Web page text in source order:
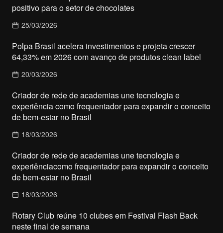
positivo para o setor de chocolates
25/03/2026
Polpa Brasil acelera investimentos e projeta crescer
64,33% em 2026 com avanço de produtos clean label
20/03/2026
Criador de rede de academias une tecnologia e
experiência como frequentador para expandir o conceito
de bem-estar no Brasil
18/03/2026
Criador de rede de academias une tecnologia e
experiênciacomo frequentador para expandir o conceito
de bem-estar no Brasil
18/03/2026
Rotary Club reúne 10 clubes em Festival Flash Back
neste final de semana